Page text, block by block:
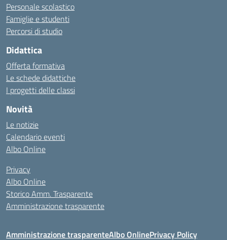
Personale scolastico
Famiglie e studenti
Percorsi di studio
Didattica
Offerta formativa
Le schede didattiche
I progetti delle classi
Novità
Le notizie
Calendario eventi
Albo Online
Privacy
Albo Online
Storico Amm. Trasparente
Amministrazione trasparente
Amministrazione trasparenteAlbo OnlinePrivacy Policy